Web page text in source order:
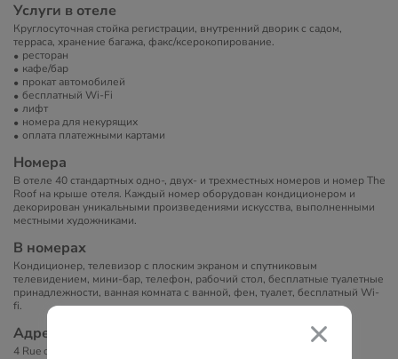
Услуги в отеле
Круглосуточная стойка регистрации, внутренний дворик с садом,
терраса, хранение багажа, факс/ксерокопирование.
ресторан
кафе/бар
прокат автомобилей
бесплатный Wi-Fi
лифт
номера для некурящих
оплата платежными картами
Номера
В отеле 40 стандартных одно-, двух- и трехместных номеров и номер The
Roof на крыше отеля. Каждый номер оборудован кондиционером и
декорирован уникальными произведениями искусства, выполненными
местными художниками.
В номерах
Кондиционер, телевизор с плоским экраном и спутниковым
телевидением, мини-бар, телефон, рабочий стол, бесплатные туалетные
принадлежности, ванная комната с ванной, фен, туалет, бесплатный Wi-
fi.
Адрес
4 Rue de Liège, 75009 Paris, Франция.